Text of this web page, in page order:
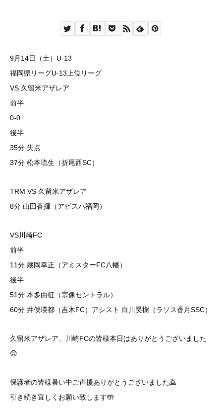
9月14日（土）U-13
福岡県リーグU-13上位リーグ
VS 久留米アザレア
前半
0-0
後半
35分 失点
37分 松本琉生（折尾西SC）
TRM VS 久留米アザレア
8分 山田蒼揮（アビスパ福岡）
VS川崎FC
前半
11分 蔵岡幸正（アミスターFC八幡）
後半
51分 本多由征（宗像セントラル）
60分 井俣瑛都（吉木FC）アシスト 白川昊樹（ラソス香月SSC）
久留米アザレア、川崎FCの皆様本日はありがとうございました
😊
保護者の皆様暑い中ご声援ありがとうございました🙇
引き続き宜しくお願い致します🤲